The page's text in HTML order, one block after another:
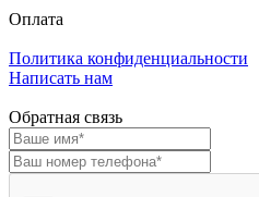
Оплата
Политика конфиденциальности
Написать нам
Обратная связь